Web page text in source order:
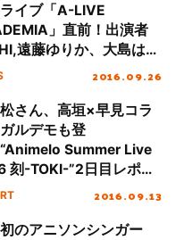
イブ「A-LIVE
」直前！出演者
遠藤ゆりか、大島はる
からのメ
2016.09.26
さん、高垣×早見コラ
ルデモも登
Summer Live
刻-TOKI-”2日目レポー
2016.09.13
のアニソンシンガー